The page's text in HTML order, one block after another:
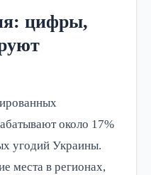
цифры,
около 17%
угодий Украины.
места в регионах,